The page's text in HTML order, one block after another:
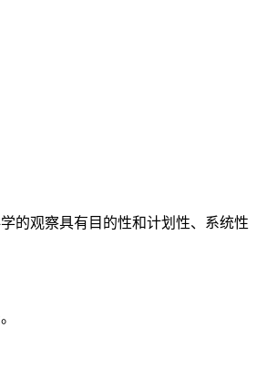
的观察具有目的性和计划性、系统性